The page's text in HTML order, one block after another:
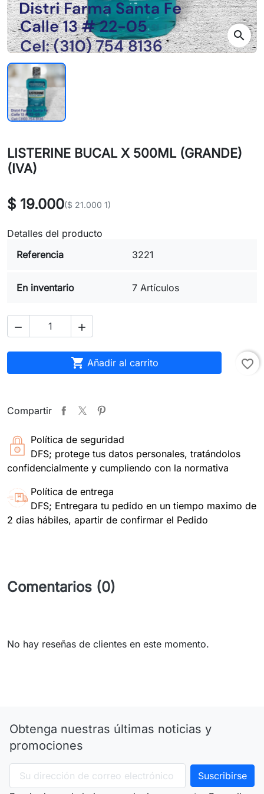
search
LISTERINE BUCAL X 500ML (GRANDE)
(IVA)
$ 19.000($ 21.000 1)
Detalles del producto
Referencia
3221
En inventario 7 Artículos
 
 Añadir al carrito favorite_border
Compartir
Política de seguridad
DFS; protege tus datos personales, tratándolos
confidencialmente y cumpliendo con la normativa
Política de entrega
DFS; Entregara tu pedido en un tiempo maximo de
2 dias hábiles, apartir de confirmar el Pedido
Comentarios (0)
No hay reseñas de clientes en este momento.
Obtenga nuestras últimas noticias y
promociones